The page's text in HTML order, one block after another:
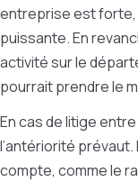
entreprise est forte,
puissante. En
activité sur le
pourrait prendre le
En cas de litige
l’antériorité
compte, comme le